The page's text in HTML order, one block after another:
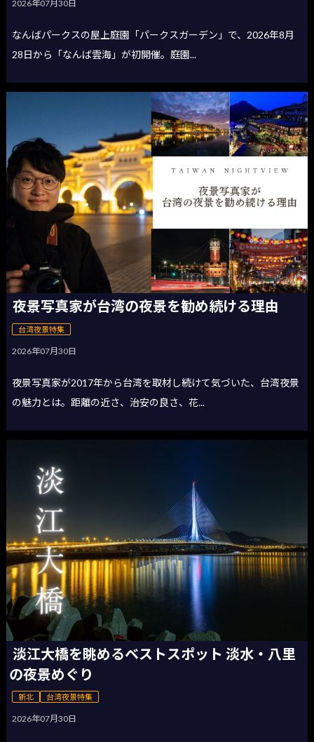
2026年07月30日
なんばパークスの屋上庭園「パークスガーデン」で、2026年8月
28日から「なんば雲海」が初開催。庭園...
夜景写真家が台湾の夜景を勧め続ける理由
台湾夜景特集
2026年07月30日
夜景写真家が2017年から台湾を取材し続けて気づいた、台湾夜景
の魅力とは。距離の近さ、治安の良さ、花...
淡江大橋を眺めるベストスポット 淡水・八里
の夜景めぐり
新北 台湾夜景特集
2026年07月30日